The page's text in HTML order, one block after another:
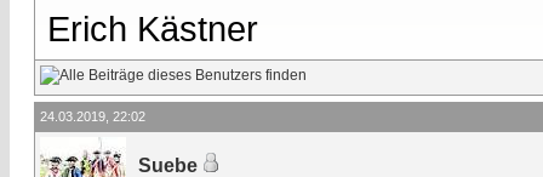
Erich Kästner
24.03.2019, 22:02
Suebe